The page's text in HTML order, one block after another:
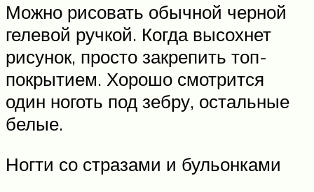
Можно рисовать обычной черной
гелевой ручкой. Когда высохнет
рисунок, просто закрепить топ-
покрытием. Хорошо смотрится
один ноготь под зебру, остальные
белые.
Ногти со стразами и бульонками